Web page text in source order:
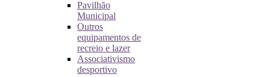
Pavilhão
Municipal
Outros
equipamentos de
recreio e lazer
Associativismo
desportivo